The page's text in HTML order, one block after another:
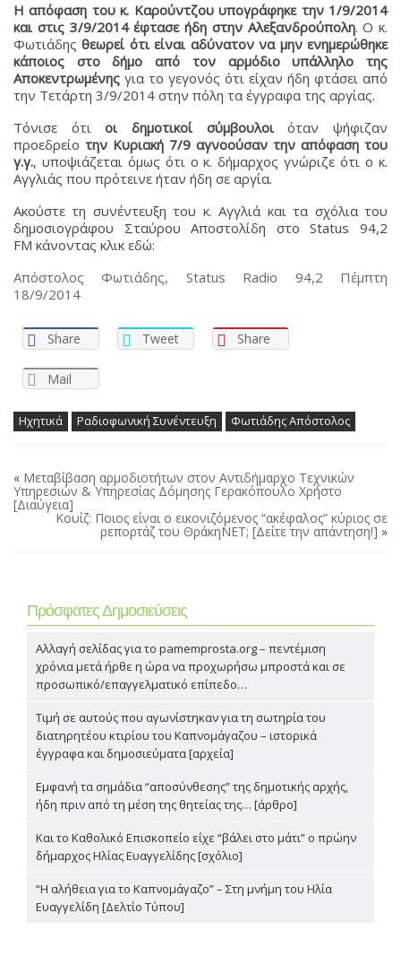
Η απόφαση του κ. Καρούντζου υπογράφηκε την 1/9/2014
και στις 3/9/2014 έφτασε ήδη στην Αλεξανδρούπολη. Ο κ.
Φωτιάδηςθεωρεί ότι είναι αδύνατον να μην ενημερώθηκε
κάποιος στο δήμο από τον αρμόδιο υπάλληλο της
Αποκεντρωμένης για το γεγονός ότι είχαν ήδη φτάσει από
την Τετάρτη 3/9/2014 στην πόλη τα έγγραφα της αργίας.
Τόνισε ότιοι δημοτικοί σύμβουλοιόταν ψήφιζαν
προεδρείο την Κυριακή 7/9 αγνοούσαν την απόφαση του
γ.γ., υποψιάζεται όμως ότι ο κ. δήμαρχος γνώριζε ότι ο κ.
Αγγλιάς που πρότεινε ήταν ήδη σε αργία.
Ακούστε τη συνέντευξη του κ. Αγγλιά και τα σχόλια του
δημοσιογράφου Σταύρου Αποστολίδη στο Status 94,2
FM κάνοντας κλικ εδώ:
Απόστολος Φωτιάδης, Status Radio 94,2 Πέμπτη
18/9/2014
Share Tweet Share
Mail
Ηχητικά Ραδιοφωνική Συνέντευξη Φωτιάδης Απόστολος
« Μεταβίβαση αρμοδιοτήτων στον Αντιδήμαρχο Τεχνικών
Υπηρεσιών & Υπηρεσίας Δόμησης Γερακόπουλο Χρήστο
[Διαύγεια]
Κουίζ: Ποιος είναι ο εικονιζόμενος “ακέφαλος” κύριος σε
ρεπορτάζ του ΘράκηΝΕΤ; [Δείτε την απάντηση!] »
Πρόσφατες Δημοσιεύσεις
Αλλαγή σελίδας για το pamemprosta.org – πεντέμιση
χρόνια μετά ήρθε η ώρα να προχωρήσω μπροστά και σε
προσωπικό/επαγγελματικό επίπεδο…
Τιμή σε αυτούς που αγωνίστηκαν για τη σωτηρία του
διατηρητέου κτιρίου του Καπνομάγαζου – ιστορικά
έγγραφα και δημοσιεύματα [αρχεία]
Εμφανή τα σημάδια “αποσύνθεσης” της δημοτικής αρχής,
ήδη πριν από τη μέση της θητείας της… [άρθρο]
Και το Καθολικό Επισκοπείο είχε “βάλει στο μάτι” ο πρώην
δήμαρχος Ηλίας Ευαγγελίδης [σχόλιο]
“Η αλήθεια για το Καπνομάγαζο” – Στη μνήμη του Ηλία
Ευαγγελίδη [Δελτίο Τύπου]